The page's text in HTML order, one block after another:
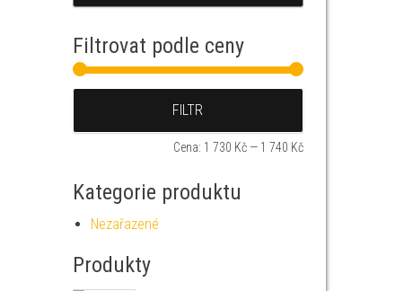
Filtrovat podle ceny
FILTR
Cena: 1 730 Kč — 1 740 Kč
Kategorie produktu
Nezařazené
Produkty